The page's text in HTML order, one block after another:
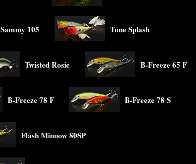
Sammy 105 Tone Splash
Twisted Rosie B-Freeze 65 F
B-Freeze 78 F B-Freeze 78 S
Flash Minnow 80SP